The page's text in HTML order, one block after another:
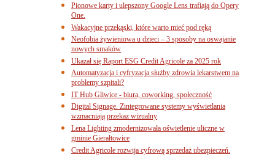
Pionowe karty i ulepszony Google Lens trafiają do Opery
One.
Wakacyjne przekąski, które warto mieć pod ręką
Neofobia żywieniowa u dzieci – 3 sposoby na oswajanie
nowych smaków
Ukazał się Raport ESG Credit Agricole za 2025 rok
Automatyzacja i cyfryzacja służby zdrowia lekarstwem na
problemy szpitali?
IT Hub Gliwice - biura, coworking, społeczność
Digital Signage. Zintegrowane systemy wyświetlania
wzmacniają przekaz wizualny
Lena Lighting zmodernizowała oświetlenie uliczne w
gminie Gierałtowice
Credit Agricole rozwija cyfrową sprzedaż ubezpieczeń.